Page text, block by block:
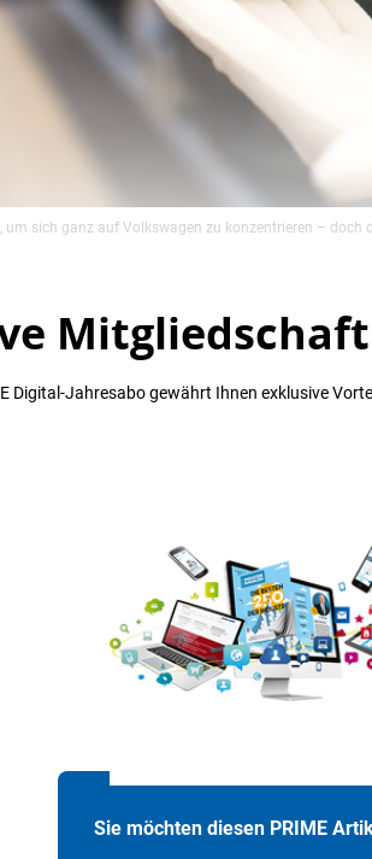
um sich ganz auf Volkswagen zu konzentrieren – doch
Digital-Jahresabo gewährt Ihnen exklusive
Sie möchten diesen PRIME